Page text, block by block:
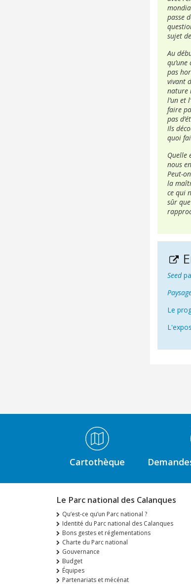
passe
sujet
Au
pas
vivant
nature
l’un et
faire
pas
Ils
quoi
Quelle
nous
Peut-
la
ce qui
sûr
Seed
Le
Médiathèque Footer
Cartothèque
Le Parc national des Calanques
Qu’est-ce qu’un Parc national ?
Identité du Parc national des Calanques
Bons gestes et réglementations
Charte du Parc national
Gouvernance
Budget
Équipes
Partenariats et mécénat